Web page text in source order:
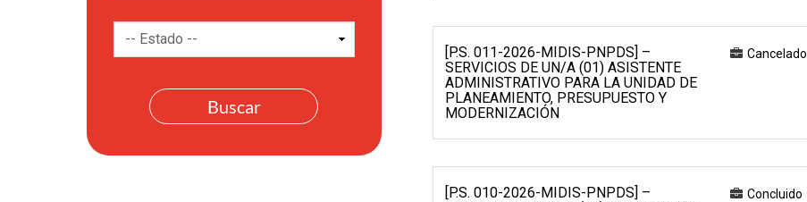
[P.S. 011-2026-MIDIS-PNPDS] –
SERVICIOS DE UN/A (01) ASISTENTE
ADMINISTRATIVO PARA LA UNIDAD DE
PLANEAMIENTO, PRESUPUESTO Y
MODERNIZACIÓN
Cancelado
[P.S. 010-2026-MIDIS-PNPDS] –
Concluido